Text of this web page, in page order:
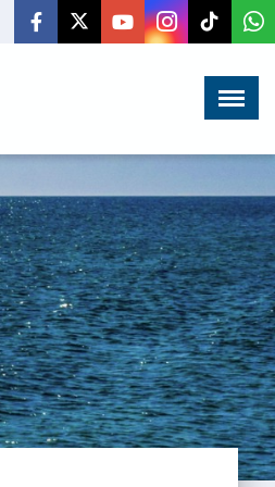
×
LA VITA
DELL'ASSOCIAZIONE
COMUNICAZIONE,
PROGETTI ED EDITORIA
AMMINISTRAZIONE
TRASPARENTE